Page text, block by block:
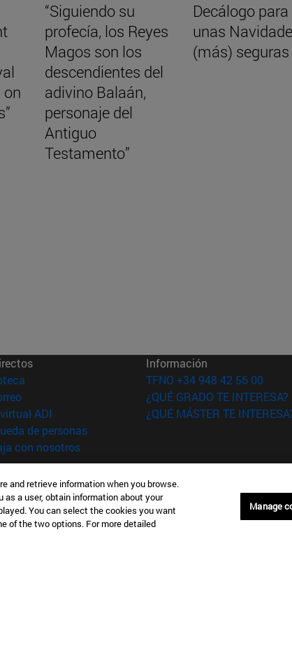
on
“Siguiendo su
profecía, los Reyes
Magos son los
descendientes del
adivino Balaán,
personaje del
Antiguo
Testamento”
Decálogo para
unas
(más) seguras
(abre en nueva ventana)
(abre en nueva ventana)
ADI (abre en nueva ventana)
de personas(abre en nueva ventana)
con nosotros(abre en nueva ventana)
Información
TFNO +34 948 42 56 00
¿QUÉ GRADO TE INTERESA?
¿QUÉ MÁSTER TE
Accesibilidad
Configuración de
and retrieve information when you browse.
a user, obtain information about your
You can select the cookies you want
of the two options. For more detailed
Manage